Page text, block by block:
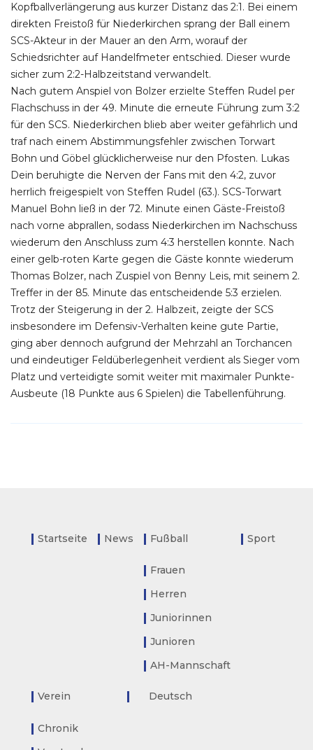
Kopfballverlängerung aus kurzer Distanz das 2:1. Bei einem
direkten Freistoß für Niederkirchen sprang der Ball einem
SCS-Akteur in der Mauer an den Arm, worauf der
Schiedsrichter auf Handelfmeter entschied. Dieser wurde
sicher zum 2:2-Halbzeitstand verwandelt.
Nach gutem Anspiel von Bolzer erzielte Steffen Rudel per
Flachschuss in der 49. Minute die erneute Führung zum 3:2
für den SCS. Niederkirchen blieb aber weiter gefährlich und
traf nach einem Abstimmungsfehler zwischen Torwart
Bohn und Göbel glücklicherweise nur den Pfosten. Lukas
Dein beruhigte die Nerven der Fans mit den 4:2, zuvor
herrlich freigespielt von Steffen Rudel (63.). SCS-Torwart
Manuel Bohn ließ in der 72. Minute einen Gäste-Freistoß
nach vorne abprallen, sodass Niederkirchen im Nachschuss
wiederum den Anschluss zum 4:3 herstellen konnte. Nach
einer gelb-roten Karte gegen die Gäste konnte wiederum
Thomas Bolzer, nach Zuspiel von Benny Leis, mit seinem 2.
Treffer in der 85. Minute das entscheidende 5:3 erzielen.
Trotz der Steigerung in der 2. Halbzeit, zeigte der SCS
insbesondere im Defensiv-Verhalten keine gute Partie,
ging aber dennoch aufgrund der Mehrzahl an Torchancen
und eindeutiger Feldüberlegenheit verdient als Sieger vom
Platz und verteidigte somit weiter mit maximaler Punkte-
Ausbeute (18 Punkte aus 6 Spielen) die Tabellenführung.
Startseite News Fußball
Frauen
Herren
Juniorinnen
Junioren
AH-Mannschaft
Sport
Verein
Chronik
Deutsch